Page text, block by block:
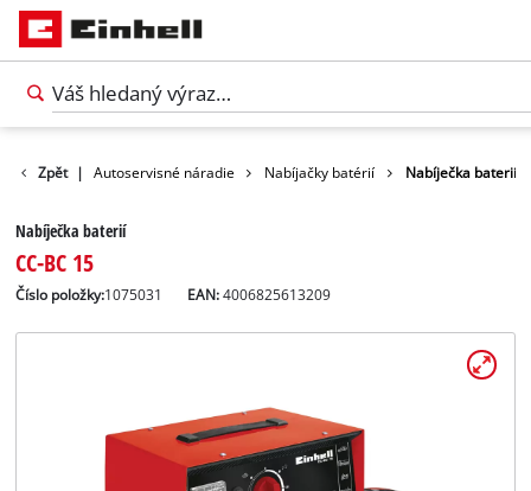
Zpět |
Voľný čas Autoservisné náradie Nabíjačky batérií Nabíječka baterií
Nabíječka baterií
CC-BC 15
Číslo položky:1075031 EAN:4006825613209